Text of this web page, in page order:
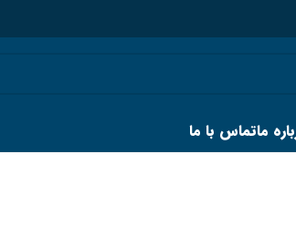
ماتماس با ما